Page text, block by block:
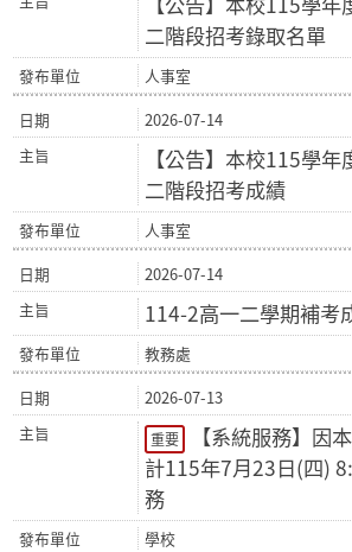
二階段招考錄取名單
人事室
2026-07-14
【公告】本校115學
二階段招考成績
人事室
2026-07-14
114-2高一二學期補考
教務處
2026-07-13
重要
【系統服務】因
計115年7月23日(四)
務
學校